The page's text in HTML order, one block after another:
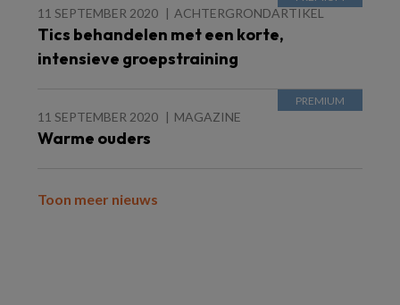
11 SEPTEMBER 2020 ACHTERGRONDARTIKEL
Tics behandelen met een korte,
intensieve groepstraining
11 SEPTEMBER 2020 MAGAZINE
Warme ouders
Toon meer nieuws